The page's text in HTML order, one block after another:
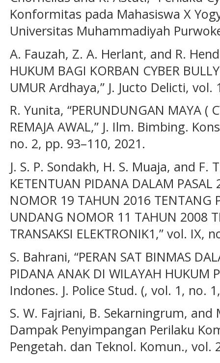
Konformitas pada Mahasiswa X
Universitas Muhammadiyah
A. Fauzah, Z. A. Herlant, and R.
HUKUM BAGI KORBAN CYBER
UMUR Ardhaya,” J. Jucto Delicti,
R. Yunita, “PERUNDUNGAN MAYA (
REMAJA AWAL,” J. Ilm. Bimbing.
no. 2, pp. 93–110, 2021.
J. S. P. Sondakh, H. S. Muaja, and F.
KETENTUAN PIDANA DALAM
NOMOR 19 TAHUN 2016 TENTANG
UNDANG NOMOR 11 TAHUN 2008
TRANSAKSI ELEKTRONIK1,” vol. IX,
S. Bahrani, “PERAN SAT BINMAS
PIDANA ANAK DI WILAYAH HUKUM
Indones. J. Police Stud. (, vol. 1, no.
S. W. Fajriani, B. Sekarningrum, and
Dampak Penyimpangan Perilaku
Pengetah. dan Teknol. Komun., vol.